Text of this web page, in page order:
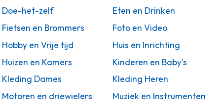
Doe-het-zelf
Eten en Drinken
Fietsen en Brommers
Foto en Video
Hobby en Vrije tijd
Huis en Inrichting
Huizen en Kamers
Kinderen en Baby's
Kleding Dames
Kleding Heren
Motoren en driewielers
Muziek en Instrumenten